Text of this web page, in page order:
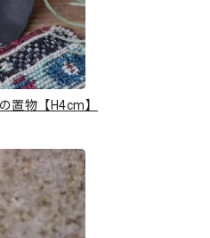
置物【H4cm】